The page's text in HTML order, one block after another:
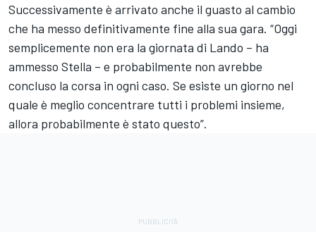
Successivamente è arrivato anche il guasto al cambio
che ha messo definitivamente fine alla sua gara. “Oggi
semplicemente non era la giornata di Lando – ha
ammesso Stella – e probabilmente non avrebbe
concluso la corsa in ogni caso. Se esiste un giorno nel
quale è meglio concentrare tutti i problemi insieme,
allora probabilmente è stato questo”.